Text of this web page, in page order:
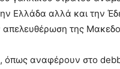
Ελλάδα αλλά και την
της
αναφέρουν στο